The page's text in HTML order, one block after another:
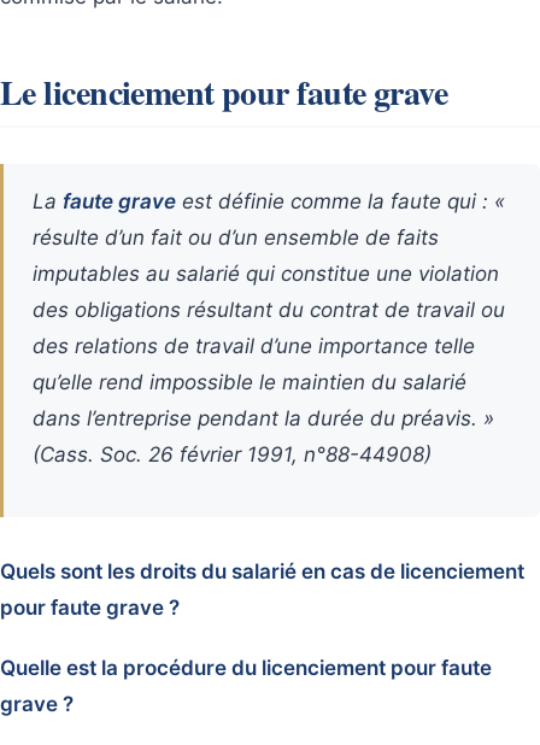
Le licenciement pour faute grave
La faute grave est définie comme la faute qui : «
résulte d’un fait ou d’un ensemble de faits
imputables au salarié qui constitue une violation
des obligations résultant du contrat de travail ou
des relations de travail d’une importance telle
qu’elle rend impossible le maintien du salarié
dans l’entreprise pendant la durée du préavis. »
(Cass. Soc. 26 février 1991, n°88-44908)
Quels sont les droits du salarié en cas de licenciement
pour faute grave ?
Quelle est la procédure du licenciement pour faute
grave ?